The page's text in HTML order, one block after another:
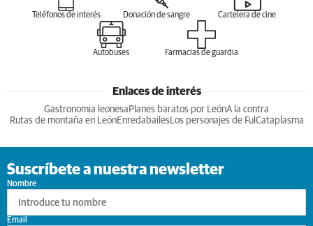
Teléfonos de interés Donación de sangre Cartelera de cine
Autobuses Farmacias de guardia
Enlaces de interés
Gastronomia leonesa Planes baratos por LeónA la contra
Rutas de montaña en LeónEnredabailesLos personajes de Ful Cataplasma
Suscríbete a nuestra newsletter
Nombre
Email